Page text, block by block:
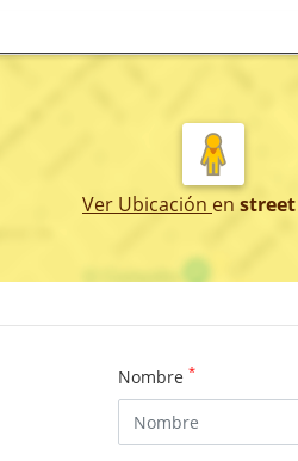
Ver Ubicación en
Nombre *